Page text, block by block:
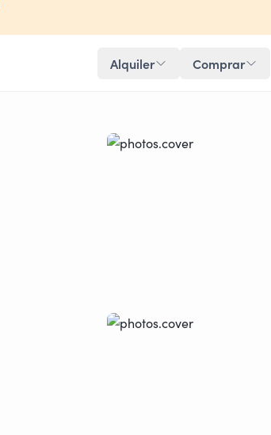
Alquiler Comprar